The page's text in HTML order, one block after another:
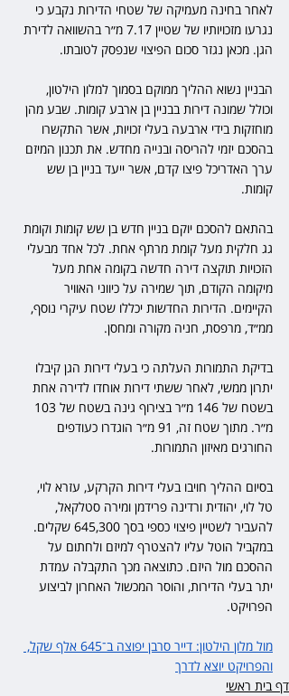
לאחר בחינה מעמיקה של שטחי הדירות נקבע כי
נגרעו מזכויותיו של שטיין 7.17 מ״ר בהשוואה לדירת
הגן. מכאן נגזר סכום הפיצוי שנפסק לטובתו.
הבניין נשוא ההליך ממוקם בסמוך למלון הילטון,
וכולל שמונה דירות בבניין בן ארבע קומות. שבע מהן
מוחזקות בידי ארבעה בעלי זכויות, אשר התקשרו
בהסכם יזמי להריסה ובנייה מחדש. את תכנון המיזם
ערך האדריכל פיצו קדם, אשר ייעד בניין בן שש
קומות.
בהתאם להסכם יוקם בניין חדש בן שש קומות וקומת
גג חלקית מעל קומת מרתף אחת. לכל אחד מבעלי
הזכויות תוקצה דירה חדשה בקומה אחת מעל
מיקומה הקודם, תוך שמירה על כיווני האוויר
הקיימים. הדירות החדשות יכללו שטח עיקרי נוסף,
ממ״ד, מרפסת, חניה מקורה ומחסן.
בדיקת התמורות העלתה כי בעלי דירות הגן קיבלו
יתרון ממשי, לאחר ששתי דירות אוחדו לדירה אחת
מ״ר. מתוך שטח זה, 91 מ״ר הוגדרו כעודפים
החורגים מאיזון התמורות.
בסיום ההליך חויבו בעלי דירות הקרקע, עזרא לוי,
טל לוי, יהודית ורדינה פרידמן ומירה סטלקאל,
להעביר לשטיין פיצוי כספי בסך 645,300 שקלים.
במקביל הוטל עליו להצטרף למיזם ולחתום על
ההסכם מול היזם. כתוצאה מכך התקבלה עמדת
יתר בעלי הדירות, והוסר המכשול האחרון לביצוע
הפרויקט.
מול מלון הילטון: דייר סרבן יפוצה ב־645 אלף שקל,
והפרויקט יוצא לדרך
דף בית ראשי